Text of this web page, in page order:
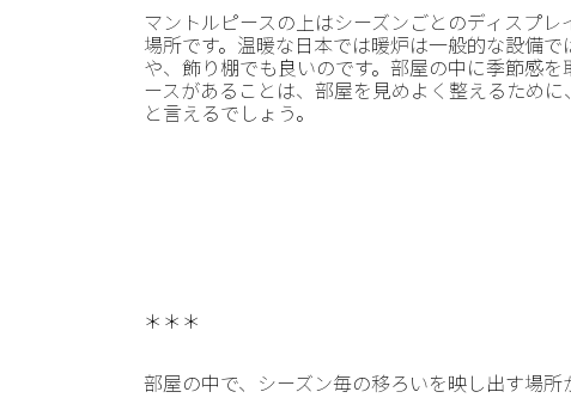
マントルピースの上はシーズンごとのディスプ
場所です。温暖な日本では暖炉は一般的な設備
や、飾り棚でも良いのです。部屋の中に季節感
ースがあることは、部屋を見めよく整えるため
と言えるでしょう。
＊＊＊
部屋の中で、シーズン毎の移ろいを映し出す場